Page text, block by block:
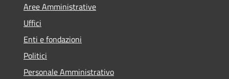
Aree Amministrative
Uffici
Enti e fondazioni
Politici
Personale Amministrativo